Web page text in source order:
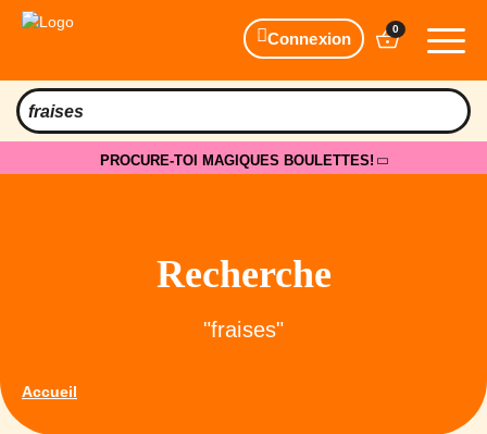
Connexion
0
PROCURE-TOI MAGIQUES BOULETTES!
Recherche
"fraises"
Accueil